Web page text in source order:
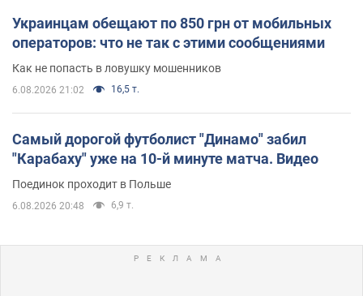
Украинцам обещают по 850 грн от мобильных
операторов: что не так с этими сообщениями
Как не попасть в ловушку мошенников
6.08.2026 21:02 16,5 т.
Самый дорогой футболист "Динамо" забил
"Карабаху" уже на 10-й минуте матча. Видео
Поединок проходит в Польше
6.08.2026 20:48 6,9 т.